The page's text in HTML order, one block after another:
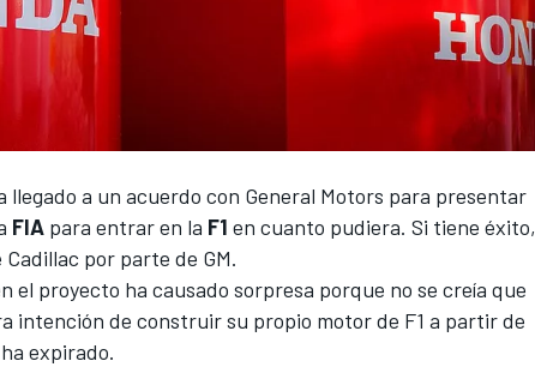
a un acuerdo con General Motors para presentar
FIA para entrar en la F1 en cuanto pudiera. Si tiene éxito,
por parte de GM.
el proyecto ha causado sorpresa porque no se creía que
intención de construir su propio motor de F1 a partir de
expirado.